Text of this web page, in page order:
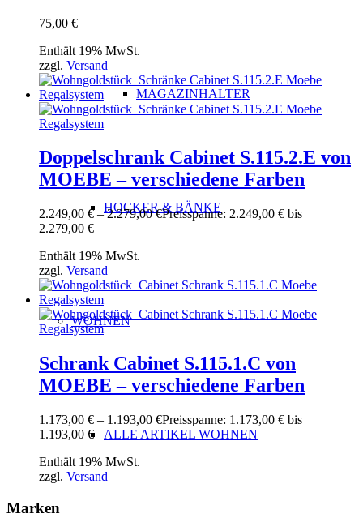
MAGAZINHALTER
HOCKER & BÄNKE
WOHNEN
ALLE ARTIKEL WOHNEN
75,00 €
Enthält 19% MwSt.
zzgl. Versand
Doppelschrank Cabinet S.115.2.E von
MOEBE – verschiedene Farben
2.249,00 € –2.279,00€Preisspanne: 2.249,00 € bis
2.279,00 €
Enthält 19% MwSt.
zzgl. Versand
Schrank Cabinet S.115.1.C von
MOEBE – verschiedene Farben
1.173,00 € – 1.193,00 €Preisspanne: 1.173,00 € bis
1.193,00 €
Enthält 19% MwSt.
zzgl. Versand
Marken